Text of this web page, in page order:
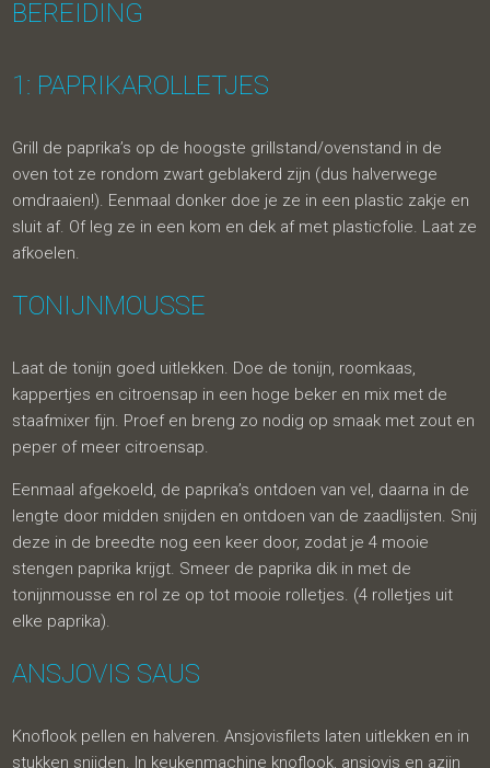
BEREIDING
1: PAPRIKAROLLETJES
Grill de paprika’s op de hoogste grillstand/ovenstand in de
oven tot ze rondom zwart geblakerd zijn (dus halverwege
omdraaien!). Eenmaal donker doe je ze in een plastic zakje en
sluit af. Of leg ze in een kom en dek af met plasticfolie. Laat ze
afkoelen.
TONIJNMOUSSE
Laat de tonijn goed uitlekken. Doe de tonijn, roomkaas,
kappertjes en citroensap in een hoge beker en mix met de
staafmixer fijn. Proef en breng zo nodig op smaak met zout en
peper of meer citroensap.
Eenmaal afgekoeld, de paprika’s ontdoen van vel, daarna in de
lengte door midden snijden en ontdoen van de zaadlijsten. Snij
deze in de breedte nog een keer door, zodat je 4 mooie
stengen paprika krijgt. Smeer de paprika dik in met de
tonijnmousse en rol ze op tot mooie rolletjes. (4 rolletjes uit
elke paprika).
ANSJOVIS SAUS
Knoflook pellen en halveren. Ansjovisfilets laten uitlekken en in
stukken snijden. In keukenmachine knoflook, ansjovis en azijn